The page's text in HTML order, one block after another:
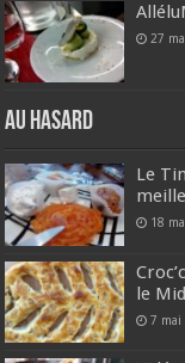
27
Au hasard
Le
18
le
7 mai